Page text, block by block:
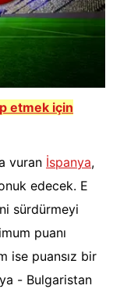
etmek için
vuran İspanya,
edecek. E
sürdürmeyi
puanı
ise puansız bir
- Bulgaristan